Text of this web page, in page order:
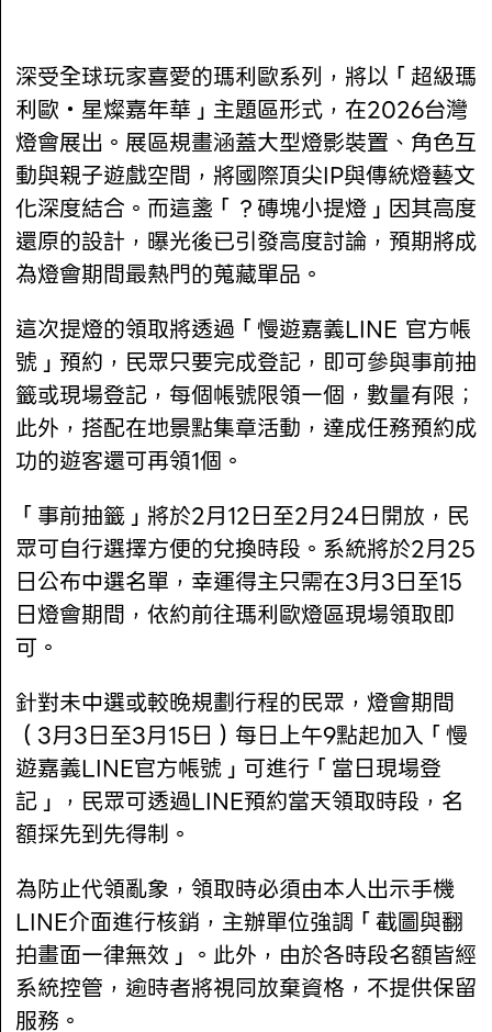
深受全球玩家喜愛的瑪利歐系列，將以「超級瑪
利歐・星燦嘉年華」主題區形式，在2026台灣
燈會展出。展區規畫涵蓋大型燈影裝置、角色互
動與親子遊戲空間，將國際頂尖IP與傳統燈藝文
化深度結合。而這盞「？磚塊小提燈」因其高度
還原的設計，曝光後已引發高度討論，預期將成
為燈會期間最熱門的蒐藏單品。
這次提燈的領取將透過「慢遊嘉義LINE 官方帳
號」預約，民眾只要完成登記，即可參與事前抽
籤或現場登記，每個帳號限領一個，數量有限；
此外，搭配在地景點集章活動，達成任務預約成
功的遊客還可再領1個。
「事前抽籤」將於2月12日至2月24日開放，民
眾可自行選擇方便的兌換時段。系統將於2月25
日公布中選名單，幸運得主只需在3月3日至15
日燈會期間，依約前往瑪利歐燈區現場領取即
可。
針對未中選或較晚規劃行程的民眾，燈會期間
（3月3日至3月15日）每日上午9點起加入「慢
遊嘉義LINE官方帳號」可進行「當日現場登
記」，民眾可透過LINE預約當天領取時段，名
額採先到先得制。
為防止代領亂象，領取時必須由本人出示手機
LINE介面進行核銷，主辦單位強調「截圖與翻
拍畫面一律無效」。此外，由於各時段名額皆經
系統控管，逾時者將視同放棄資格，不提供保留
服務。